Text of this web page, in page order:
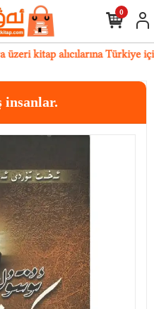
üzeri kitap alıcılarına Türkiye
0
insanlar.